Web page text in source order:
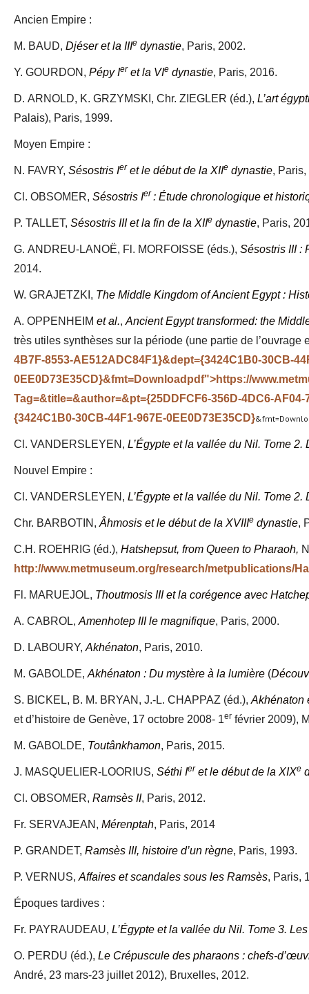
Ancien Empire :
M. BAUD, Djéser et la IIIedynastie, Paris, 2002.
Y. GOURDON, Pépy Ier et la VIedynastie, Paris, 2016.
D. ARNOLD, K. GRZYMSKI, Chr. ZIEGLER (éd.), L’art
Palais), Paris, 1999.
Moyen Empire :
N. FAVRY, Sésostris Ier et le début de la XIIedynastie, Paris,
Cl. OBSOMER, Sésostris Ier: Étude chronologique et
P. TALLET, Sésostris III et la fin de la XIIedynastie, Paris,
G. ANDREU-LANOË, Fl. MORFOISSE (éds.), Sésostris III :
2014.
W. GRAJETZKI, The Middle Kingdom of Ancient Egypt :
A. OPPENHEIM et al., Ancient Egypt transformed: the
très utiles synthèses sur la période (une partie de l’ouvrage
4B7F-8553-AE512ADC84F1}&dept={3424C1B0-30CB-
0EE0D73E35CD}&fmt=Downloadpdf">https://
Tag=&title=&author=&pt={25DDFCF6-356D-4DC6-
{3424C1B0-30CB-44F1-967E-0EE0D73E35CD}
Cl. VANDERSLEYEN, L’Égypte et la vallée du Nil. Tome
Nouvel Empire :
Cl. VANDERSLEYEN, L’Égypte et la vallée du Nil. Tome
Chr. BARBOTIN, Âhmosis et le début de la XVIIIedynastie,
C.H. ROEHRIG (éd.), Hatshepsut, from Queen to Pharaoh,
http://www.metmuseum.org/research/metpublications/
Fl. MARUEJOL, Thoutmosis III et la corégence avec
A. CABROL, Amenhotep III le magnifique, Paris, 2000.
D. LABOURY, Akhénaton, Paris, 2010.
M. GABOLDE, Akhénaton : Du mystère à la lumière(
S. BICKEL, B. M. BRYAN, J.-L. CHAPPAZ (éd.), Akhénaton
et d’histoire de Genève, 17 octobre 2008- 1er février 2009),
M. GABOLDE, Toutânkhamon, Paris, 2015.
J. MASQUELIER-LOORIUS, Séthi Ier et le début de la XIXe
Cl. OBSOMER, Ramsès II, Paris, 2012.
Fr. SERVAJEAN, Mérenptah, Paris, 2014
P. GRANDET, Ramsès III, histoire d’un règne, Paris, 1993.
P. VERNUS, Affaires et scandales sous les Ramsès, Paris,
Époques tardives :
Fr. PAYRAUDEAU, L’Égypte et la vallée du Nil. Tome 3.
O. PERDU (éd.), Le Crépuscule des pharaons : chefs-
André, 23 mars-23 juillet 2012), Bruxelles, 2012.